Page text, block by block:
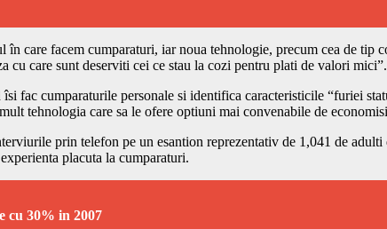
care facem cumparaturi, iar noua tehnologie, precum cea de tip
cu care sunt deserviti cei ce stau la cozi pentru plati de valori mici”.
fac cumparaturile personale si identifica caracteristicile “furiei
tehnologia care sa le ofere optiuni mai convenabile de
prin telefon pe un esantion reprezentativ de 1,041 de
placuta la cumparaturi.
cu 30% in 2007